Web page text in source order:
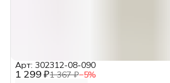
1 299 ₽1 367 ₽−5%
Арт: 302312-08-090